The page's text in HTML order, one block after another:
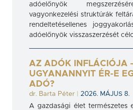
adóelőnyök
vagyonkezelési struktúrák
rendeltetésellenes
adóelőnyök visszaszerzését
AZ ADÓK INFLÁCIÓJA
UGYANANNYIT ÉR-E
ADÓ?
dr. Barta Péter
2026. MÁJUS 8.
A gazdasági élet természetes